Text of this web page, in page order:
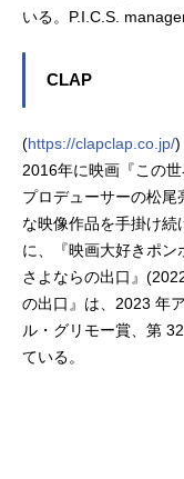
いる。P.I.C.S.
CLAP
(https://clapclap.co.jp/)
2016年に映画『この
プロデューサーの松
な映像作品を手掛け続
に、『映画大好きポン
さよならの出口』
の出口』は、2023 年
ル・グリモー賞、第
ている。